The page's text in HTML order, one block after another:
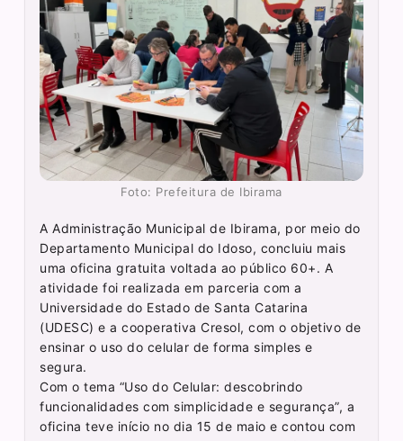
Foto: Prefeitura de Ibirama
A Administração Municipal de Ibirama, por meio do
Departamento Municipal do Idoso, concluiu mais
uma oficina gratuita voltada ao público 60+. A
atividade foi realizada em parceria com a
Universidade do Estado de Santa Catarina
(UDESC) e a cooperativa Cresol, com o objetivo de
ensinar o uso do celular de forma simples e
segura.
Com o tema “Uso do Celular: descobrindo
funcionalidades com simplicidade e segurança”, a
oficina teve início no dia 15 de maio e contou com